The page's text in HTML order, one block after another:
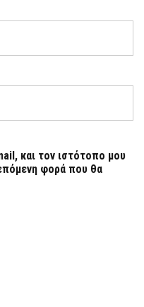
και τον ιστότοπο μου
φορά που θα